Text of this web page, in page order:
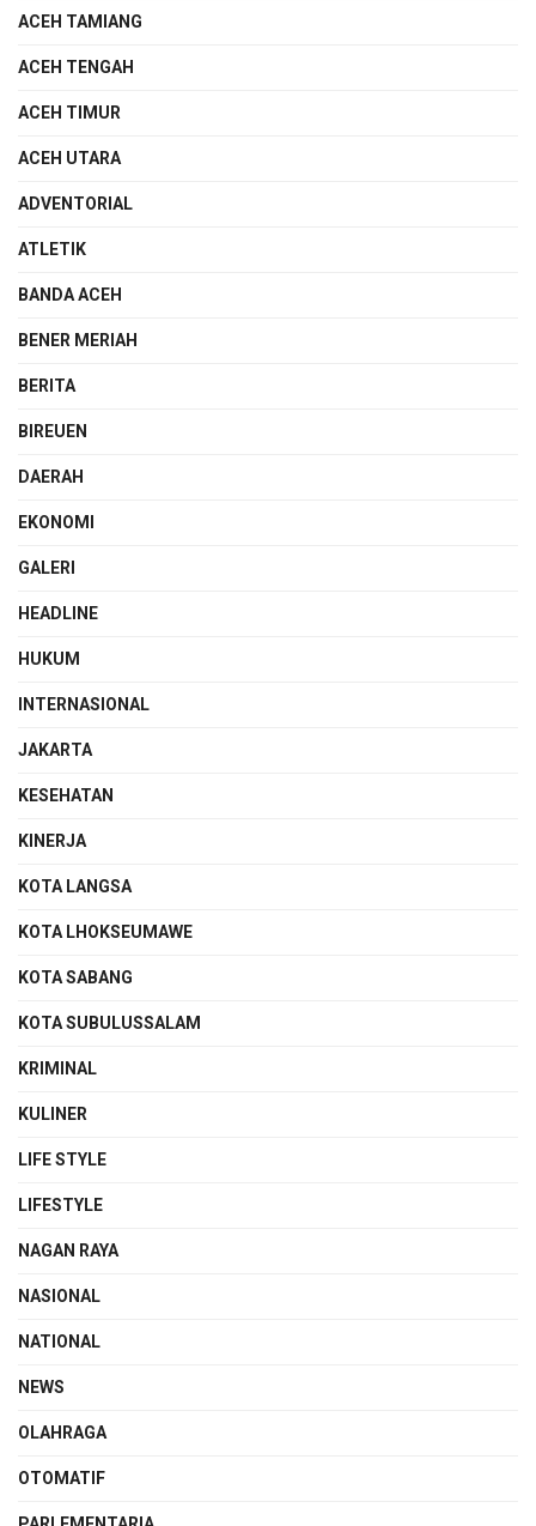
ACEH TAMIANG
ACEH TENGAH
ACEH TIMUR
ACEH UTARA
ADVENTORIAL
ATLETIK
BANDA ACEH
BENER MERIAH
BERITA
BIREUEN
DAERAH
EKONOMI
GALERI
HEADLINE
HUKUM
INTERNASIONAL
JAKARTA
KESEHATAN
KINERJA
KOTA LANGSA
KOTA LHOKSEUMAWE
KOTA SABANG
KOTA SUBULUSSALAM
KRIMINAL
KULINER
LIFE STYLE
LIFESTYLE
NAGAN RAYA
NASIONAL
NATIONAL
NEWS
OLAHRAGA
OTOMATIF